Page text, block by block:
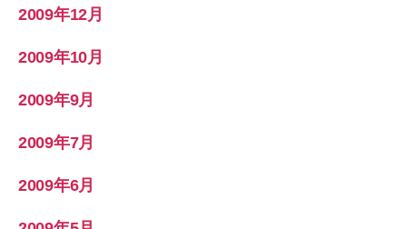
2009年12月
2009年10月
2009年9月
2009年7月
2009年6月